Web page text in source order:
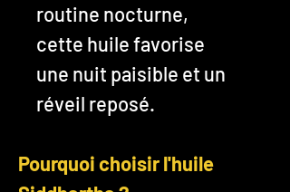
routine nocturne,
cette huile favorise
une nuit paisible et un
réveil reposé​​.
Pourquoi choisir l'huile